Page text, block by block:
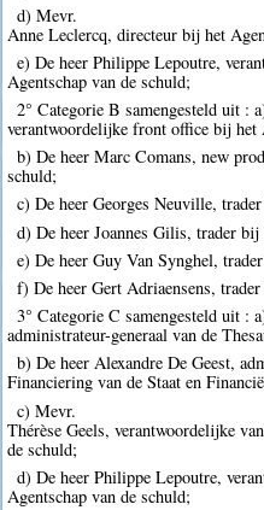
d) Mevr.
Anne Leclercq, directeur bij het
e) De heer Philippe Lepoutre,
Agentschap van de schuld;
2° Categorie B samengesteld uit :
verantwoordelijke front office bij het
b) De heer Marc Comans, new
schuld;
c) De heer Georges Neuville,
d) De heer Joannes Gilis, trader
e) De heer Guy Van Synghel,
f) De heer Gert Adriaensens,
3° Categorie C samengesteld uit :
administrateur-generaal van de
b) De heer Alexandre De Geest,
Financiering van de Staat en
c) Mevr.
Thérèse Geels, verantwoordelijke
de schuld;
d) De heer Philippe Lepoutre,
Agentschap van de schuld;